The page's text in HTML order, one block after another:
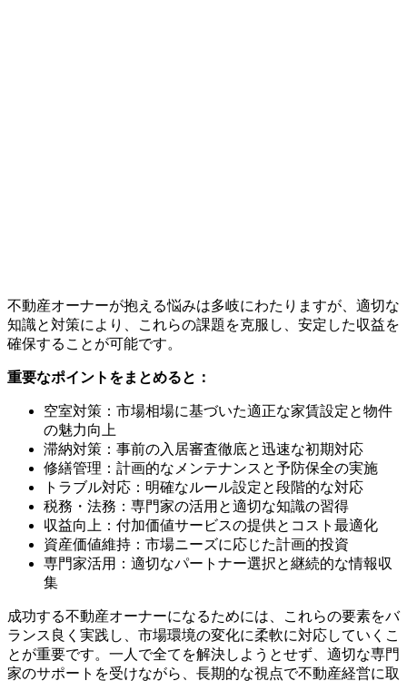
不動産オーナーが抱える悩みは多岐にわたりますが、適切な
知識と対策により、これらの課題を克服し、安定した収益を
確保することが可能です。
重要なポイントをまとめると：
空室対策：市場相場に基づいた適正な家賃設定と物件
の魅力向上
滞納対策：事前の入居審査徹底と迅速な初期対応
修繕管理：計画的なメンテナンスと予防保全の実施
トラブル対応：明確なルール設定と段階的な対応
税務・法務：専門家の活用と適切な知識の習得
収益向上：付加価値サービスの提供とコスト最適化
資産価値維持：市場ニーズに応じた計画的投資
専門家活用：適切なパートナー選択と継続的な情報収
集
成功する不動産オーナーになるためには、これらの要素をバ
ランス良く実践し、市場環境の変化に柔軟に対応していくこ
とが重要です。一人で全てを解決しようとせず、適切な専門
家のサポートを受けながら、長期的な視点で不動産経営に取